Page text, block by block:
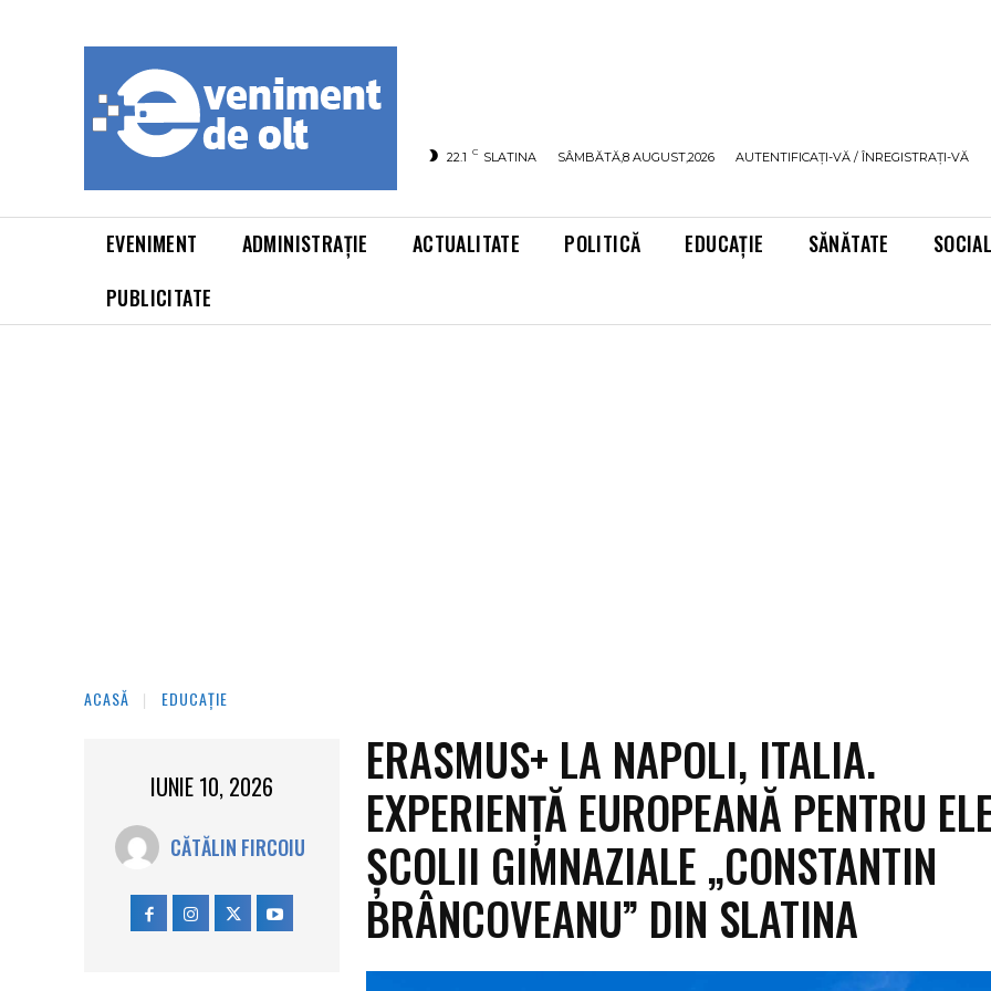
22.1 C SLATINA SÂMBĂTĂ,8 AUGUST,2026 AUTENTIFICAȚI-VĂ / ÎNREGISTRAȚI-VĂ
EVENIMENT ADMINISTRAȚIE ACTUALITATE POLITICĂ EDUCAȚIE SĂNĂTATE
PUBLICITATE
ACASĂ EDUCAȚIE
IUNIE 10, 2026
CĂTĂLIN FIRCOIU
ERASMUS+ LA NAPOLI, ITALIA.
EXPERIENȚĂ EUROPEANĂ PENTRU
ȘCOLII GIMNAZIALE „CONSTANTIN
BRÂNCOVEANU” DIN SLATINA